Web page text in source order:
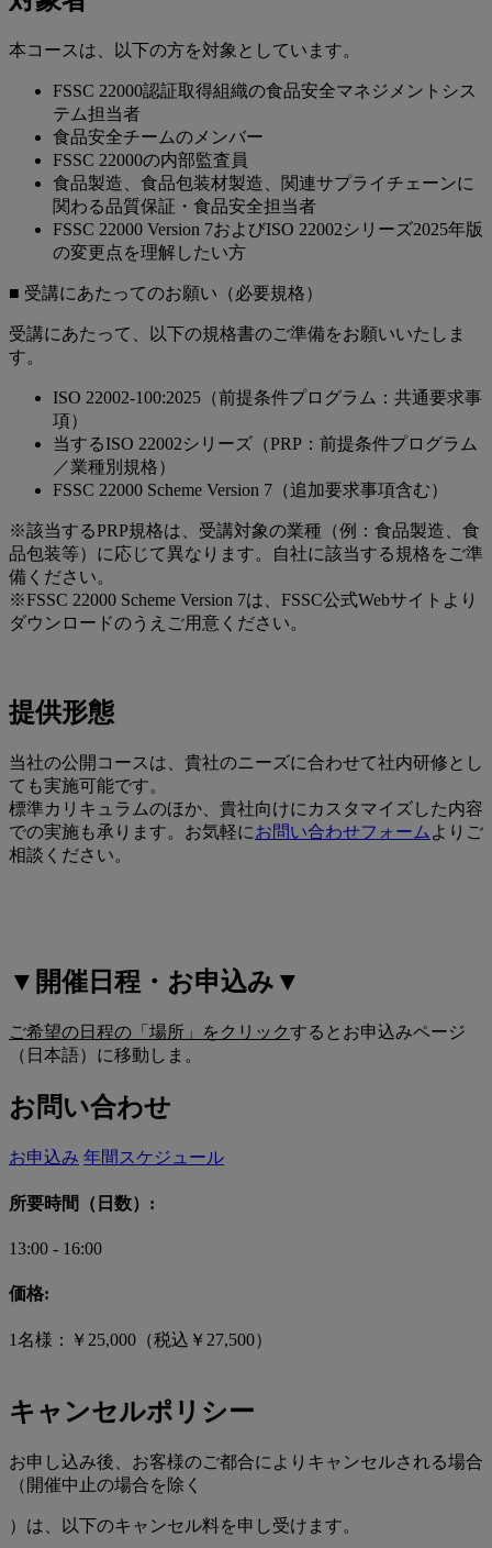
本コースは、以下の方を対象としています。
FSSC 22000認証取得組織の食品安全マネジメントシス
テム担当者
食品安全チームのメンバー
FSSC 22000の内部監査員
食品製造、食品包装材製造、関連サプライチェーンに
関わる品質保証・食品安全担当者
FSSC 22000 Version 7およびISO 22002シリーズ2025年版
の変更点を理解したい方
■ 受講にあたってのお願い（必要規格）
受講にあたって、以下の規格書のご準備をお願いいたしま
す。
ISO 22002-100:2025（前提条件プログラム：共通要求事
項）
当するISO 22002シリーズ（PRP：前提条件プログラム
／業種別規格）
FSSC 22000 Scheme Version 7（追加要求事項含む）
※該当するPRP規格は、受講対象の業種（例：食品製造、食
品包装等）に応じて異なります。自社に該当する規格をご準
備ください。
※FSSC 22000 Scheme Version 7は、FSSC公式Webサイトより
ダウンロードのうえご用意ください。
提供形態
当社の公開コースは、貴社のニーズに合わせて社内研修とし
ても実施可能です。
標準カリキュラムのほか、貴社向けにカスタマイズした内容
での実施も承ります。お気軽にお問い合わせフォーム よりご
相談ください。
▼開催日程・お申込み▼
ご希望の日程の「場所」をクリックするとお申込みページ
（日本語）に移動しま。
お問い合わせ
お申込み 年間スケジュール
所要時間（日数）:
13:00 - 16:00
価格:
1名様：￥25,000（税込￥27,500）
キャンセルポリシー
お申し込み後、お客様のご都合によりキャンセルされる場合
（開催中止の場合を除く
）は、以下のキャンセル料を申し受けます。